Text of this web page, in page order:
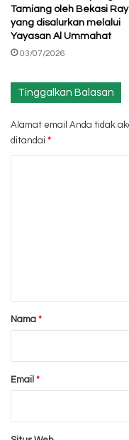
Tamiang oleh Bekasi
yang disalurkan melalui
Yayasan Al Ummahat
03/07/2026
Tinggalkan Balasan
Alamat email Anda tidak
ditandai *
rNama *
Email *